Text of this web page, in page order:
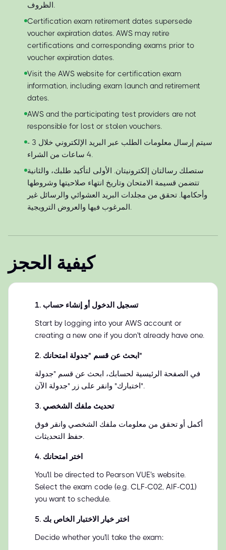
الظروف.
Certification exam retirement dates supersede
voucher expiration dates. AWS may retire
certifications and corresponding exams prior to
voucher expiration dates.
Visit the AWS website for certification exam
information, including exam launch and retirement
dates.
AWS and the participating test providers are not
responsible for lost or stolen vouchers.
سيتم إرسال معلومات الطلب عبر البريد الإلكتروني خلال 3 -
4 ساعات من الشراء.
ستصلك رسالتان إلكترونيتان. الأولى لتأكيد طلبك، والثانية
تتضمن قسيمة الامتحان وتاريخ انتهاء صلاحيتها وشروطها
وأحكامها. تحقق من مجلدات البريد العشوائي والرسائل غير
المرغوب فيها والعروض الترويجية.
كيفية الحجز
1. تسجيل الدخول أو إنشاء حساب
Start by logging into your AWS account or
creating a new one if you don't already have one.
2.
ابحث عن قسم "جدولة امتحانك"
في الصفحة الرئيسية لحسابك، ابحث عن قسم "جدولة
اختبارك" وانقر على زر "جدولة الآن".
3. تحديث ملفك الشخصي
أكمل أو تحقق من معلومات ملفك الشخصي وانقر فوق
حفظ التحديثات.
4. اختر امتحانك
You'll be directed to Pearson VUE's website.
Select the exam code (e.g. CLF-C02, AIF-C01)
you want to schedule.
5. اختر خيار الاختبار الخاص بك
Decide whether you'll take the exam: